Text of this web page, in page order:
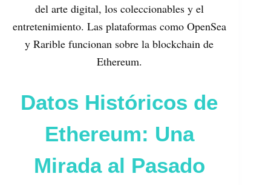
del arte digital, los coleccionables y el
entretenimiento. Las plataformas como OpenSea
y Rarible funcionan sobre la blockchain de
Ethereum.
Datos Históricos de
Ethereum: Una
Mirada al Pasado